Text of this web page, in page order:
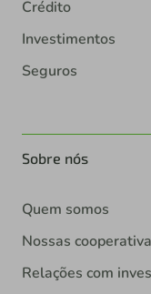
Crédito
Investimentos
Seguros
Sobre nós
Quem somos
Nossas
Relações com